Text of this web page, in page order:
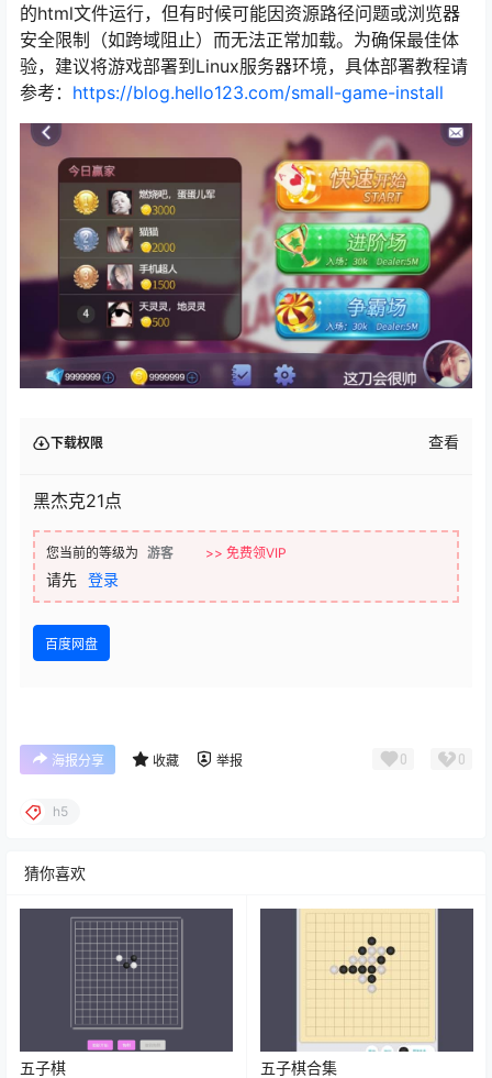
的html文件运行，但有时候可能因资源路径问题或浏览器
安全限制（如跨域阻止）而无法正常加载。为确保最佳体
验，建议将游戏部署到Linux服务器环境，具体部署教程请
参考： https://blog.hello123.com/small-game-install
下载权限 查看
黑杰克21点
您当前的等级为 游客 >> 免费领VIP
请先 登录
百度网盘
海报分享 收藏 举报 0 0
h5
猜你喜欢
五子棋 五子棋合集